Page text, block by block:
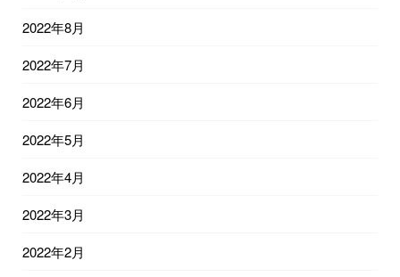
2022年8月
2022年7月
2022年6月
2022年5月
2022年4月
2022年3月
2022年2月